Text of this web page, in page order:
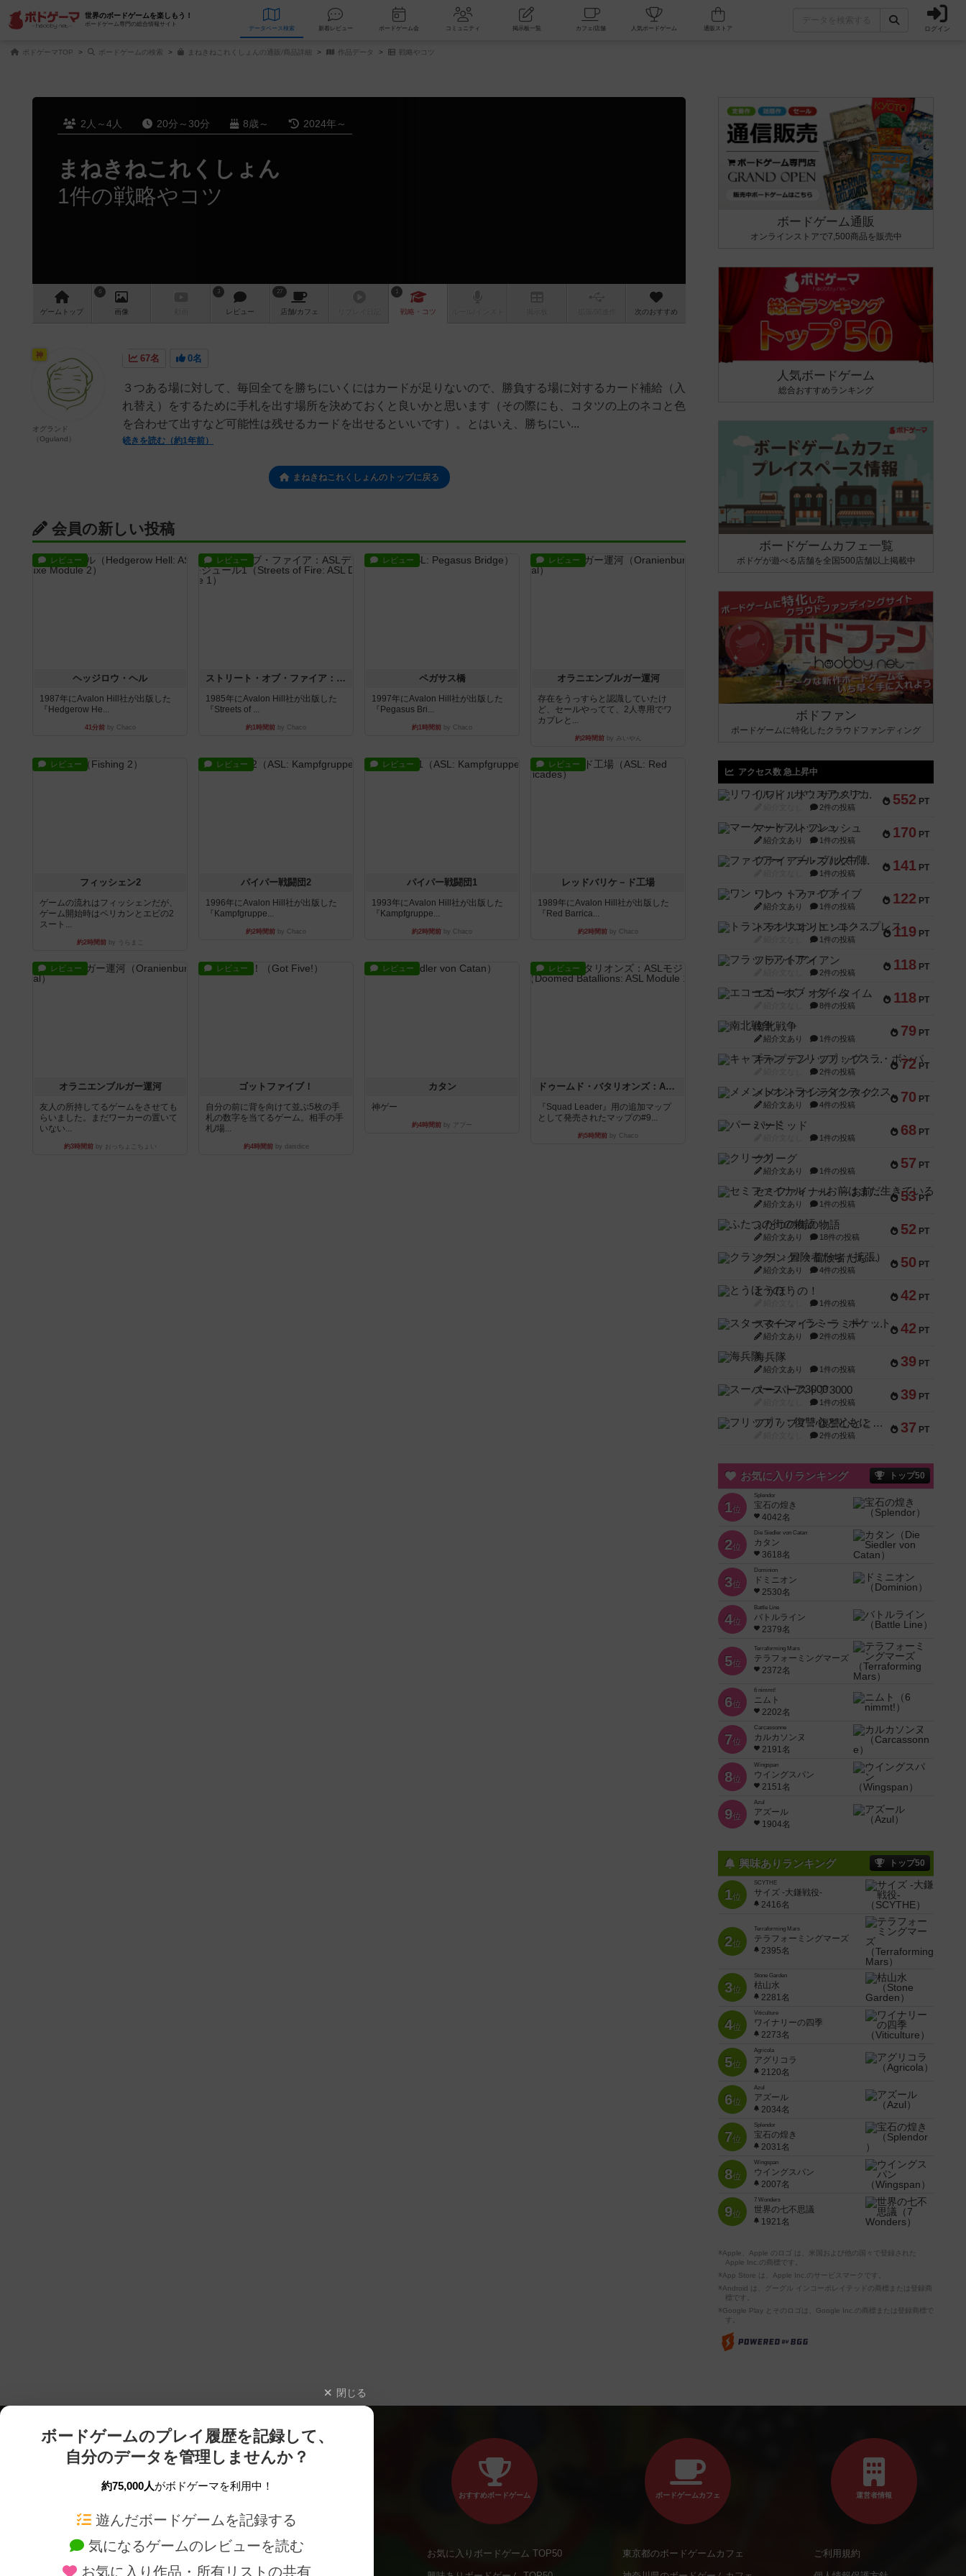
世界のボードゲームを楽しもう！
ボードゲーム専門の総合情報サイト
データベース 検索 新着レビュー ボードゲーム会 コミュニティ 掲示板一覧 カフェ/店舗 人気ボードゲーム ログイン
ボドゲーマTOP ボードゲームの検索 まねきねこれくしょんの通販/商品詳細 作品データ 戦略やコツ
2人～4人 20分～30分 8歳～ 2024年～
まねきねこれくしょん
1件の戦略やコツ
ゲーム トップ
6
画像
3
レビュー
27
店舗/カフェ
1
戦略 ・コツ 次のおすすめ
67名 0名
３つある場に対して、毎回全てを勝ちにいくにはカードが足りないので、勝負する場に対するカード補給（入
れ替え）をするために手札を出す場所を決めておくと良いかと思います（その際にも、コタツの上のネコと色
を合わせて出すなど可能性は残せるカードを出せるといいです）。とはいえ、勝ちにい...
続きを読む（約1年前）
神
オグランド
（Oguland）
まねきねこれくしょんのトップに戻る
会員の新しい投稿
レビュー
ヘッジロウ・ヘル
1987年にAvalon Hill社が出版した
『Hedgerow He...
41分前by Chaco
レビュー
ストリート・オブ・ファイア：ASLデラックスモジュール1
1985年にAvalon Hill社が出版した
『Streets of ...
約1時間前 by Chaco
レビュー
ペガサス橋
1997年にAvalon Hill社が出版した
『Pegasus Bri...
約1時間前 by Chaco
レビュー
オラニエンブルガー運河
存在をうっすらと認識していたけ
ど、セールやってて、2人専用でワ
カプレと...
約2時間前by みいやん
レビュー
フィッシェン2
ゲームの流れはフィッシェンだが、
ゲーム開始時はペリカンとエビの2
スート...
約2時間前by うらまこ
レビュー
パイパー戦闘団2
1996年にAvalon Hill社が出版した
『Kampfgruppe...
約2時間前 by Chaco
レビュー
パイパー戦闘団1
1993年にAvalon Hill社が出版した
『Kampfgruppe...
約2時間前 by Chaco
レビュー
レッドバリケ－ド工場
1989年にAvalon Hill社が出版した
『Red Barrica...
約2時間前 by Chaco
レビュー
オラニエンブルガー運河
友人の所持してるゲームをさせても
らいました。まだワーカーの置いて
いない...
約3時間前by おっちょこちょい
レビュー
ゴットファイブ！
自分の前に背を向けて並ぶ5枚の手
札の数字を当てるゲーム。相手の手
札/場...
約4時間前by daisdice
レビュー
カタン
神ゲー
約4時間前 by アプー
レビュー
ドゥームド・バタリオンズ：ASLモジュール11
『Squad Leader』用の追加マップ
として発売されたマップの#9...
約5時間前 by Chaco
ボードゲーム通販
オンラインストアで7,500商品を販売中
人気ボードゲーム
総合おすすめランキング
ボードゲームカフェ一覧
ボドゲが遊べる店舗を全国500店舗以上掲載中
ボドファン
ボードゲームに特化したクラウドファンディング
アクセス数 急上昇中
552 PT
リワイルド：サウスアメリカ
2件の投稿
170 PT
マーケットフレッシュ
紹介文あり 1件の投稿
141 PT
ファイアー・ブルズ / 火牛陣
1件の投稿
122 PT
ワン・トゥ・ファイブ
紹介文あり 1件の投稿
119 PT
トランスオリエント・エクスプレス
1件の投稿
118 PT
フラットアイアン
2件の投稿
118 PT
エコーズ・オブ・タイム
8件の投稿
79 PT
南北戦争
紹介文あり 1件の投稿
72 PT
キャプテン・フリップ：イスラ・ボンバ
2件の投稿
70 PT
メメントオンラインタクティクス
紹介文あり 4件の投稿
68 PT
パーミッド
1件の投稿
57 PT
クリーグ
紹介文あり 1件の投稿
53 PT
セミファイナル ～お前はまだ生きている～
紹介文あり 1件の投稿
52 PT
ふたつの街の物語
紹介文あり 18件の投稿
50 PT
クランク! ：冒険者たち（拡張）
紹介文あり 4件の投稿
42 PT
とうほうの！
1件の投稿
42 PT
スターマイン・ラミー ポケット
紹介文あり 2件の投稿
39 PT
海兵隊
紹介文あり 1件の投稿
39 PT
スーパーストア3000
1件の投稿
37 PT
フリップ７：復讐心とともに
2件の投稿
お気に入りランキング トップ50
1位
Splendor
宝石の煌き
4042名
2位
Die Siedler von Catan
カタン
3618名
3位
Dominion
ドミニオン
2530名
4位
Battle Line
バトルライン
2379名
5位
Terraforming Mars
テラフォーミングマーズ
2372名
6位
6 nimmt!
ニムト
2202名
7位
Carcassonne
カルカソンヌ
2191名
8位
Wingspan
ウイングスパン
2151名
9位
Azul
アズール
1904名
興味ありランキング トップ50
1位
SCYTHE
サイズ -大鎌戦役-
2416名
2位
Terraforming Mars
テラフォーミングマーズ
2395名
3位
Stone Garden
枯山水
2281名
4位
Viticulture
ワイナリーの四季
2273名
5位
Agricola
アグリコラ
2120名
6位
Azul
アズール
2034名
7位
Splendor
宝石の煌き
2031名
8位
Wingspan
ウイングスパン
2007名
9位
7 Wonders
世界の七不思議
1921名
※Apple、Apple のロゴ は、米国および他の国々で登録された
Apple Inc.の商標です。
※App Store は、Apple Inc.のサービスマークです。
※Android は、グーグル インコーポレイテッドの商標または登録商
標です。
※Google Play とそのロゴは、Google Inc.の商標または登録商標で
す。
閉じる
ボードゲームのプレイ履歴を記録して、
自分のデータを管理しませんか？
約75,000人がボドゲーマを利用中！
遊んだボードゲームを記録する
気になるゲームのレビューを読む
お気に入り作品・所有リストの共有
ボードゲームを検索する 新作・再入荷情報
おすすめボードゲーム
お気に入りボードゲーム TOP50
ボードゲームカフェ
東京都のボードゲームカフェ
運営者情報
ご利用規約